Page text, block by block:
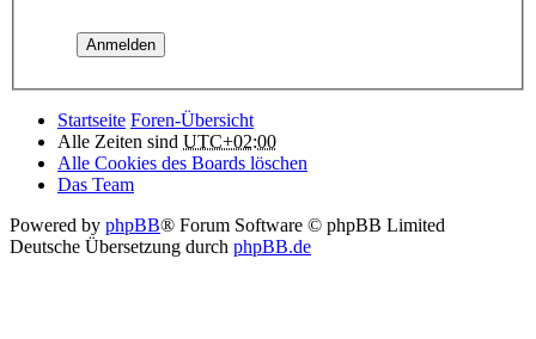
Startseite Foren-Übersicht
Alle Zeiten sind UTC+02:00
Alle Cookies des Boards löschen
Das Team
Powered by phpBB® Forum Software © phpBB Limited
Deutsche Übersetzung durch phpBB.de